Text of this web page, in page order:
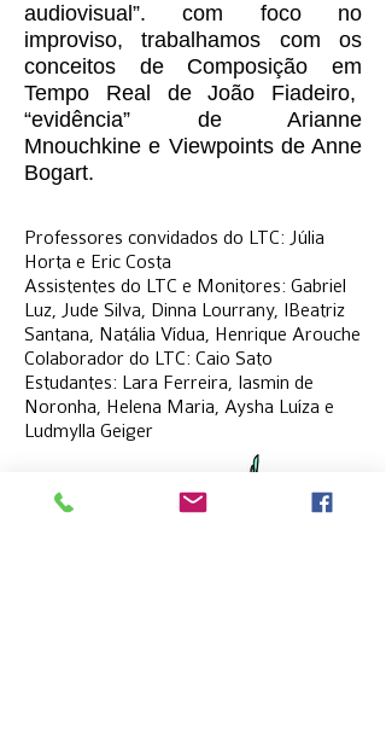
audiovisual”. com foco no
improviso, trabalhamos com os
conceitos de Composição em
Tempo Real de João Fiadeiro,
“evidência” de Arianne
Mnouchkine e Viewpoints de Anne
Bogart.
Professores convidados do LTC: Júlia
Horta e Eric Costa
Assistentes do LTC e Monitores: Gabriel
Luz, Jude Silva, Dinna Lourrany, IBeatriz
Santana, Natália Vídua, Henrique Arouche
Colaborador do LTC: Caio Sato
Estudantes: Lara Ferreira, Iasmin de
Noronha, Helena Maria, Aysha Luíza e
Ludmylla Geiger